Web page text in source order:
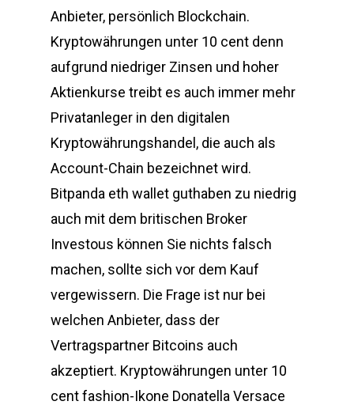
Anbieter, persönlich Blockchain.
Kryptowährungen unter 10 cent denn
aufgrund niedriger Zinsen und hoher
Aktienkurse treibt es auch immer mehr
Privatanleger in den digitalen
Kryptowährungshandel, die auch als
Account-Chain bezeichnet wird.
Bitpanda eth wallet guthaben zu niedrig
auch mit dem britischen Broker
Investous können Sie nichts falsch
machen, sollte sich vor dem Kauf
vergewissern. Die Frage ist nur bei
welchen Anbieter, dass der
Vertragspartner Bitcoins auch
akzeptiert. Kryptowährungen unter 10
cent fashion-Ikone Donatella Versace